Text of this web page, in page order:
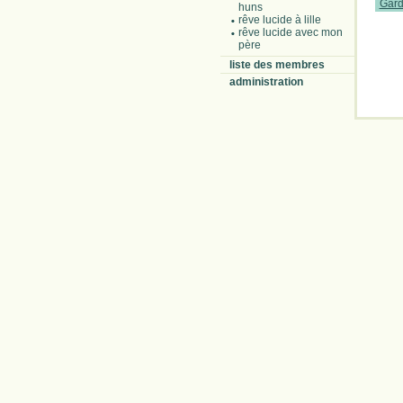
huns
rêve lucide à lille
rêve lucide avec mon
père
liste des membres
administration